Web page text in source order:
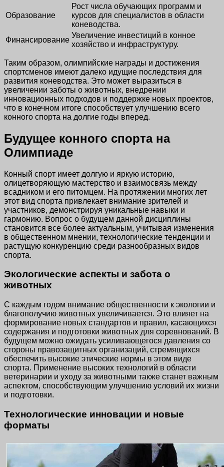
Образование
Рост числа обучающих программ и
курсов для специалистов в области
коневодства.
Финансирование
Увеличение инвестиций в конное
хозяйство и инфраструктуру.
Таким образом, олимпийские награды и достижения
спортсменов имеют далеко идущие последствия для
развития коневодства. Это может выразиться в
увеличении заботы о животных, внедрении
инновационных подходов и поддержке новых проектов,
что в конечном итоге способствует улучшению всего
конного спорта на долгие годы вперед.
Будущее конного спорта на
Олимпиаде
Конный спорт имеет долгую и яркую историю,
олицетворяющую мастерство и взаимосвязь между
всадником и его питомцем. На протяжении многих лет
этот вид спорта привлекает внимание зрителей и
участников, демонстрируя уникальные навыки и
гармонию. Вопрос о будущем данной дисциплины
становится все более актуальным, учитывая изменения
в общественном мнении, технологические тенденции и
растущую конкуренцию среди разнообразных видов
спорта.
Экологические аспекты и забота о
животных
С каждым годом внимание общественности к экологии и
благополучию животных увеличивается. Это влияет на
формирование новых стандартов и правил, касающихся
содержания и подготовки животных для соревнований. В
будущем можно ожидать усиливающегося давления со
стороны правозащитных организаций, стремящихся
обеспечить высокие этические нормы в этом виде
спорта. Применение высоких технологий в области
ветеринарии и уходу за животными также станет важным
аспектом, способствующим улучшению условий их жизни
и подготовки.
Технологические инновации и новые
форматы